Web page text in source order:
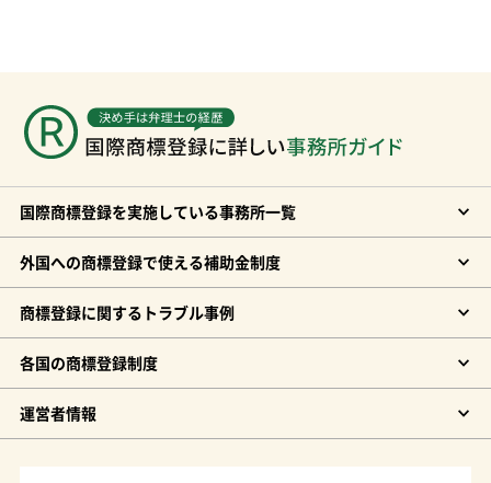
国際商標登録を実施している事務所一覧
外国への商標登録で使える補助金制度
商標登録に関するトラブル事例
各国の商標登録制度
運営者情報